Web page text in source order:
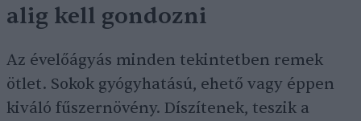
alig kell gondozni
Az évelőágyás minden tekintetben remek
ötlet. Sokok gyógyhatású, ehető vagy éppen
kiváló fűszernövény. Díszítenek, teszik a